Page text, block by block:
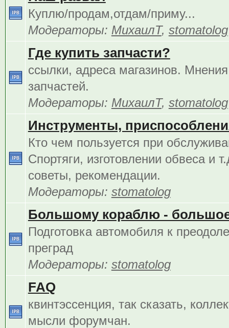
Куплю/продам,отдам/приму...
Модераторы: МихаилТ, stomatolog
Где купить запчасти?
ссылки, адреса магазинов.
запчастей.
Модераторы: МихаилТ, stomatolog
Инструменты,
Кто чем пользуется при
Спортяги, изготовлении обвеса и
советы, рекомендации.
Модераторы: stomatolog
Большому кораблю -
Подготовка автомобиля к
преград
Модераторы: stomatolog
FAQ
квинтэссенция, так сказать,
мысли форумчан.